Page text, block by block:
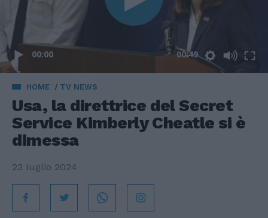
00:00 00:49
HOME TV NEWS
Usa, la direttrice del Secret
Service Kimberly Cheatle si è
dimessa
23 luglio 2024